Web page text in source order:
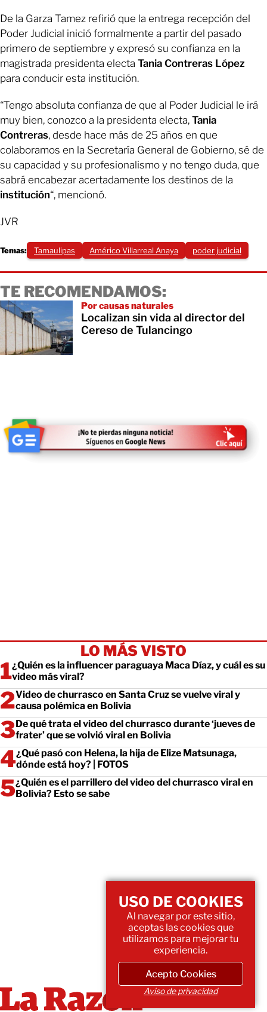
De la Garza Tamez refirió que la entrega recepción del
Poder Judicial inició formalmente a partir del pasado
primero de septiembre y expresó su confianza en la
magistrada presidenta electa Tania Contreras López
para conducir esta institución.
“Tengo absoluta confianza de que al Poder Judicial le irá
muy bien, conozco a la presidenta electa, Tania
Contreras, desde hace más de 25 años en que
colaboramos en la Secretaría General de Gobierno, sé de
su capacidad y su profesionalismo y no tengo duda, que
sabrá encabezar acertadamente los destinos de la
institución“, mencionó.
JVR
Temas: Tamaulipas Américo Villarreal Anaya poder judicial
TE RECOMENDAMOS:
Por causas naturales
Localizan sin vida al director del
Cereso de Tulancingo
LO MÁS VISTO
¿Quién es la influencer paraguaya Maca Díaz, y cuál es su
video más viral?
Video de churrasco en Santa Cruz se vuelve viral y
causa polémica en Bolivia
De qué trata el video del churrasco durante ‘jueves de
frater’ que se volvió viral en Bolivia
¿Qué pasó con Helena, la hija de Elize Matsunaga,
dónde está hoy? | FOTOS
¿Quién es el parrillero del video del churrasco viral en
Bolivia? Esto se sabe
USO DE COOKIES
Al navegar por este sitio,
aceptas las cookies que
utilizamos para mejorar tu
experiencia.
Acepto Cookies
Aviso de privacidad